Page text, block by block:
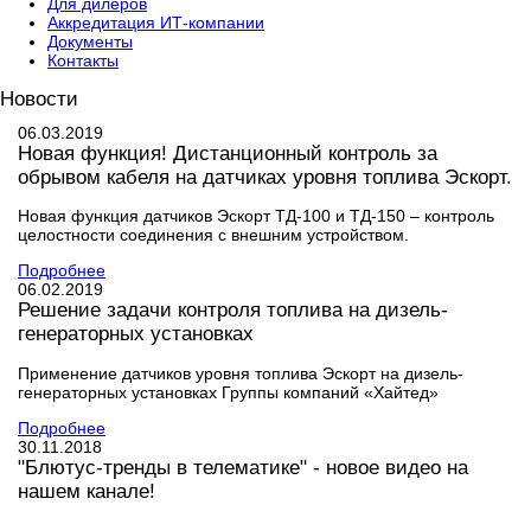
Аккредитация ИТ-компании
Документы
Контакты
Новости
06.03.2019
Новая функция! Дистанционный контроль за
обрывом кабеля на датчиках уровня топлива Эскорт.
Новая функция датчиков Эскорт ТД-100 и ТД-150 – контроль
целостности соединения с внешним устройством.
Подробнее
06.02.2019
Решение задачи контроля топлива на дизель-
генераторных установках
Применение датчиков уровня топлива Эскорт на дизель-
генераторных установках Группы компаний «Хайтед»
Подробнее
30.11.2018
"Блютус-тренды в телематике" - новое видео на
нашем канале!